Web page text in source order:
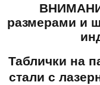
размерами и
Таблички на
стали с